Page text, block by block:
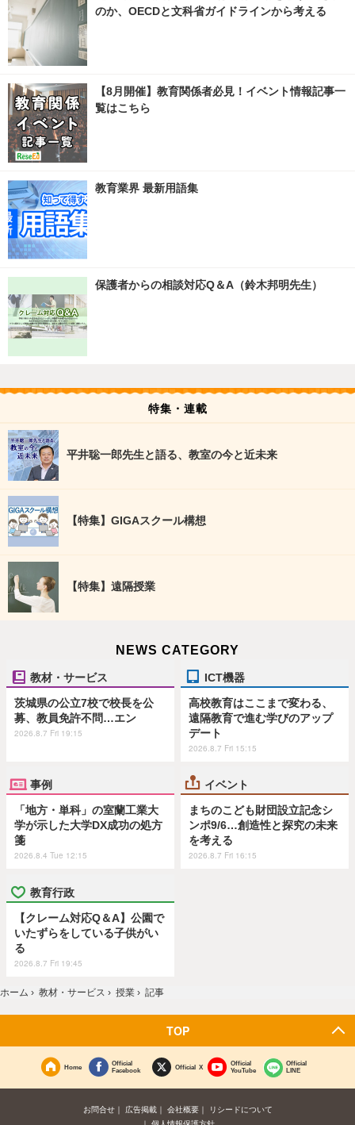
のか、OECDと文科省ガイドラインから考える
【8月開催】教育関係者必見！イベント情報記事一
覧はこちら
教育業界 最新用語集
保護者からの相談対応Q＆A（鈴木邦明先生）
特集・連載
平井聡一郎先生と語る、教室の今と近未来
【特集】GIGAスクール構想
【特集】遠隔授業
NEWS CATEGORY
教材・サービス
茨城県の公立7校で校長を公
募、教員免許不問…エン
2026.8.7 Fri 19:15
ICT機器
高校教育はここまで変わる、
遠隔教育で進む学びのアップ
デート
2026.8.7 Fri 15:15
事例
「地方・単科」の室蘭工業大
学が示した大学DX成功の処方
箋
2026.8.4 Tue 12:15
イベント
まちのこども財団設立記念シ
ンポ9/6…創造性と探究の未来
を考える
2026.8.7 Fri 16:15
教育行政
【クレーム対応Q＆A】公園で
いたずらをしている子供がい
る
2026.8.7 Fri 19:45
ホーム › 教材・サービス › 授業 › 記事
TOP
Home
Official
Facebook
Official X
Official
YouTube
Official
LINE
お問合せ 広告掲載 会社概要
リシードについて